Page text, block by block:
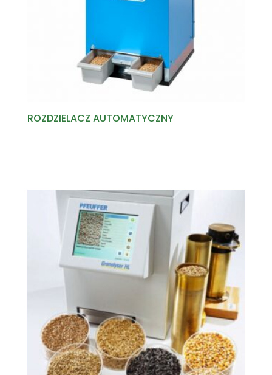
ROZDZIELACZ AUTOMATYCZNY